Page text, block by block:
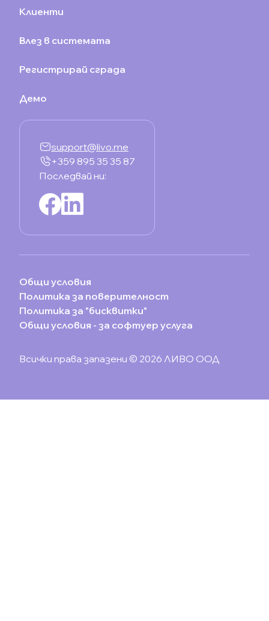
Клиенти
Влез в системата
Регистрирай сграда
Демо
support@livo.me
+359 895 35 35 87
Последвай ни:
Общи условия
Политика за поверителност
Политика за "бисквитки"
Общи условия - за софтуер услуга
Всички права запазени © 2026 ЛИВО ООД